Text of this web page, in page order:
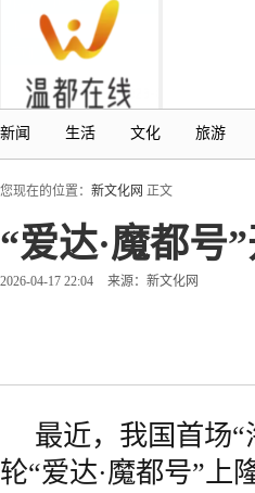
新闻 生活 文化 旅游
您现在的位置： 新文化网 正文
“爱达·魔都号
2026-04-17 22:04 来源：新文化网
最近，我国首场
轮“爱达·魔都号”上